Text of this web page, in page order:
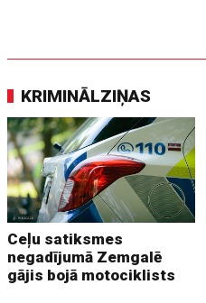
KRIMINĀLZIŅAS
Ceļu satiksmes
negadījumā Zemgalē
gājis bojā motociklists